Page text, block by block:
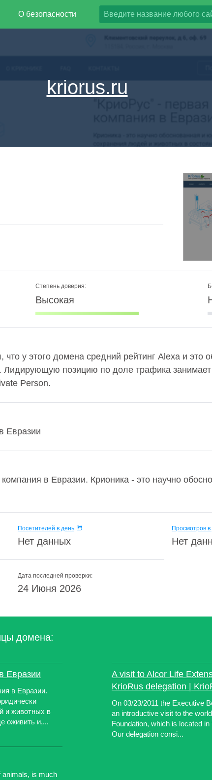
О безопасности
kriorus.ru
Степень доверия:
Высокая
у этого домена средний рейтинг Alexa и это
позицию по доле трафика
Person.
Евразии
в Евразии. Крионика - это научно
Посетителей в день
Нет данных
Просмотров в
Нет
Дата последней проверки:
24 Июня 2026
домена:
Евразии
в Евразии.
и животных в
оживить и,...
animals, is much
A visit to Alcor Life
KrioRus delegation |
On 03/23/2011 the Executive
an introductive visit to the
Foundation, which is located
Our delegation consi...